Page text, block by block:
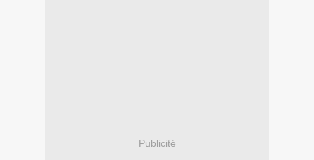
Publicité